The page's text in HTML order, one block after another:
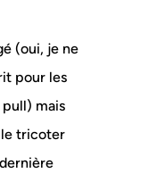
(oui, je ne
pour les
mais
le tricoter